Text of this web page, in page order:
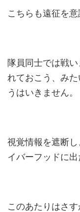
こちらも遠征を意
隊員同士では戦
れておこう、み
うはいきません。
視覚情報を遮断
イバーフッドに出
このあたりはさ